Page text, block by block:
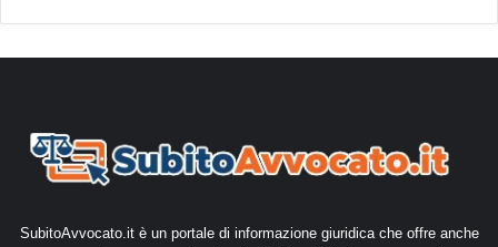
SubitoAvvocato.it è un portale di informazione giuridica che offre anche